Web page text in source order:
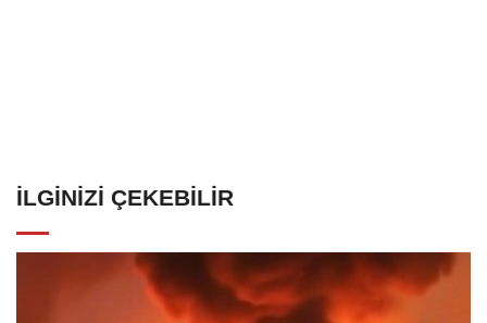
İLGINIZI ÇEKEBILIR